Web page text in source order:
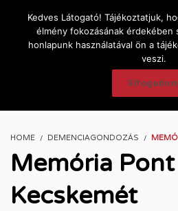
HOME DEMENCIAGONDOZÁS
Memória
Kecskemét
Kedves Látogató! Tájékoztatjuk,
élmény fokozásának érdekében
honlapunk használatával ön a
veszi.
Elfogadom